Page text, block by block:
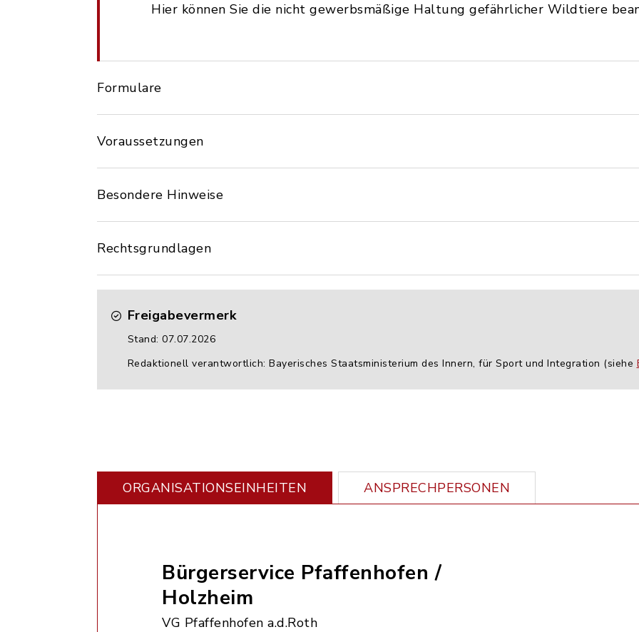
Hier können Sie die nicht gewerbsmäßige Haltung gefährlicher Wildtiere
Formulare
Voraussetzungen
Besondere Hinweise
Rechtsgrundlagen
Freigabevermerk
Stand: 07.07.2026
Redaktionell verantwortlich: Bayerisches Staatsministerium des Innern, für Sport und Integration (siehe
ORGANISATIONS­EINHEITEN ANSPRECHPERSONEN
Bürgerservice Pfaffenhofen /
Holzheim
VG Pfaffenhofen a.d.Roth